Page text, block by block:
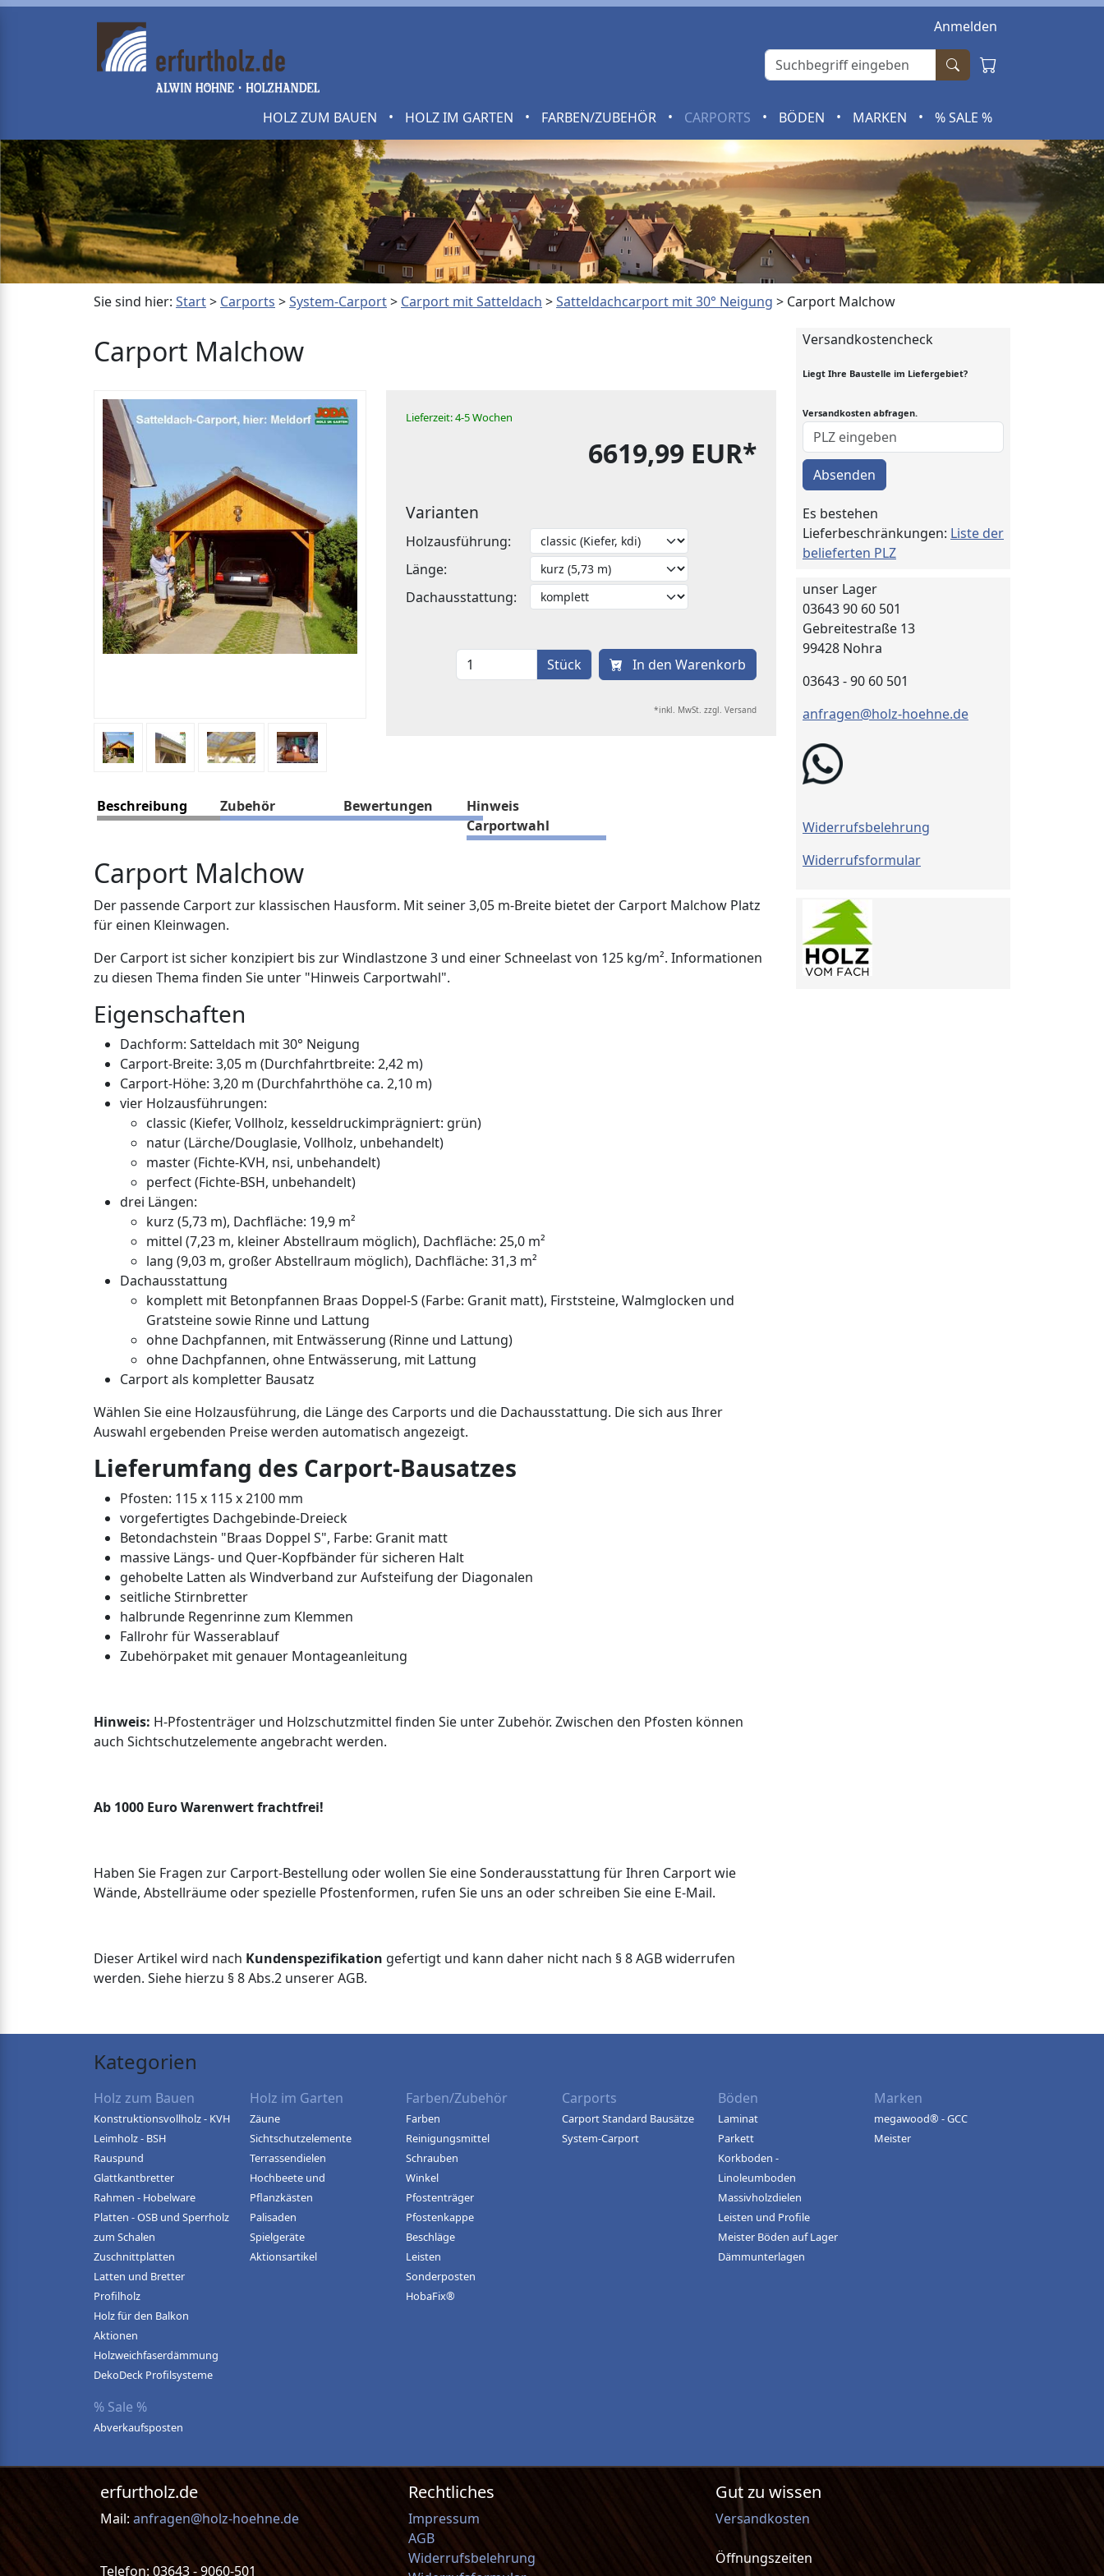
Anmelden
HOLZ ZUM BAUEN • HOLZ IM GARTEN • FARBEN/ZUBEHÖR • CARPORTS • BÖDEN • MARKEN • % SALE %
Sie sind hier: Start> Carports >System-Carport> Carport mit Satteldach >Satteldachcarport mit 30° Neigung > Carport Malchow
Carport Malchow
Lieferzeit: 4-5 Wochen
6619,99 EUR*
Varianten
Holzausführung:
Länge:
Dachausstattung:
Stück In den Warenkorb
*inkl. MwSt. zzgl. Versand
Beschreibung Zubehör Bewertungen
Hinweis
Carportwahl
Carport Malchow
Der passende Carport zur klassischen Hausform. Mit seiner 3,05 m-Breite bietet der Carport Malchow Platz
für einen Kleinwagen.
Der Carport ist sicher konzipiert bis zur Windlastzone 3 und einer Schneelast von 125 kg/m². Informationen
zu diesen Thema finden Sie unter "Hinweis Carportwahl".
Eigenschaften
Dachform: Satteldach mit 30° Neigung
Carport-Breite: 3,05 m (Durchfahrtbreite: 2,42 m)
Carport-Höhe: 3,20 m (Durchfahrthöhe ca. 2,10 m)
vier Holzausführungen:
classic (Kiefer, Vollholz, kesseldruckimprägniert: grün)
natur (Lärche/Douglasie, Vollholz, unbehandelt)
master (Fichte-KVH, nsi, unbehandelt)
perfect (Fichte-BSH, unbehandelt)
drei Längen:
kurz (5,73 m), Dachfläche: 19,9 m²
mittel (7,23 m, kleiner Abstellraum möglich), Dachfläche: 25,0 m²
lang (9,03 m, großer Abstellraum möglich), Dachfläche: 31,3 m²
Dachausstattung
komplett mit Betonpfannen Braas Doppel-S (Farbe: Granit matt), Firststeine, Walmglocken und
Gratsteine sowie Rinne und Lattung
ohne Dachpfannen, mit Entwässerung (Rinne und Lattung)
ohne Dachpfannen, ohne Entwässerung, mit Lattung
Carport als kompletter Bausatz
Wählen Sie eine Holzausführung, die Länge des Carports und die Dachausstattung. Die sich aus Ihrer
Auswahl ergebenden Preise werden automatisch angezeigt.
Lieferumfang des Carport-Bausatzes
Pfosten: 115 x 115 x 2100 mm
vorgefertigtes Dachgebinde-Dreieck
Betondachstein "Braas Doppel S", Farbe: Granit matt
massive Längs- und Quer-Kopfbänder für sicheren Halt
gehobelte Latten als Windverband zur Aufsteifung der Diagonalen
seitliche Stirnbretter
halbrunde Regenrinne zum Klemmen
Fallrohr für Wasserablauf
Zubehörpaket mit genauer Montageanleitung
Hinweis: H-Pfostenträger und Holzschutzmittel finden Sie unter Zubehör. Zwischen den Pfosten können
auch Sichtschutzelemente angebracht werden.
Ab 1000 Euro Warenwert frachtfrei!
Haben Sie Fragen zur Carport-Bestellung oder wollen Sie eine Sonderausstattung für Ihren Carport wie
Wände, Abstellräume oder spezielle Pfostenformen, rufen Sie uns an oder schreiben Sie eine E-Mail.
Dieser Artikel wird nach Kundenspezifikation gefertigt und kann daher nicht nach § 8 AGB widerrufen
werden. Siehe hierzu § 8 Abs.2 unserer AGB.
Versandkostencheck
Liegt Ihre Baustelle im Liefergebiet?
Versandkosten abfragen.
Absenden
Es bestehen
Lieferbeschränkungen: Liste der
belieferten PLZ
unser Lager
03643 90 60 501
Gebreitestraße 13
99428 Nohra
03643 - 90 60 501
anfragen@holz-hoehne.de
Widerrufsbelehrung
Widerrufsformular
Kategorien
Holz zum Bauen
Konstruktionsvollholz - KVH
Leimholz - BSH
Rauspund
Glattkantbretter
Rahmen - Hobelware
Platten - OSB und Sperrholz
zum Schalen
Zuschnittplatten
Latten und Bretter
Profilholz
Holz für den Balkon
Aktionen
Holzweichfaserdämmung
DekoDeck Profilsysteme
Holz im Garten
Zäune
Sichtschutzelemente
Terrassendielen
Hochbeete und
Pflanzkästen
Palisaden
Spielgeräte
Aktionsartikel
Farben/Zubehör
Farben
Reinigungsmittel
Schrauben
Winkel
Pfostenträger
Pfostenkappe
Beschläge
Leisten
Sonderposten
HobaFix®
Carports
Carport Standard Bausätze
System-Carport
Böden
Laminat
Parkett
Korkboden -
Linoleumboden
Massivholzdielen
Leisten und Profile
Meister Böden auf Lager
Dämmunterlagen
Marken
megawood® - GCC
Meister
% Sale %
Abverkaufsposten
erfurtholz.de
Mail: anfragen@holz-hoehne.de
Telefon: 03643 - 9060-501
Rechtliches
Impressum
AGB
Widerrufsbelehrung
Gut zu wissen
Versandkosten
Öffnungszeiten